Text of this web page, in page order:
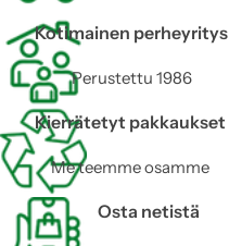
Kotimainen perheyritys
Perustettu 1986
Kierrätetyt pakkaukset
Me teemme osamme
Osta netistä